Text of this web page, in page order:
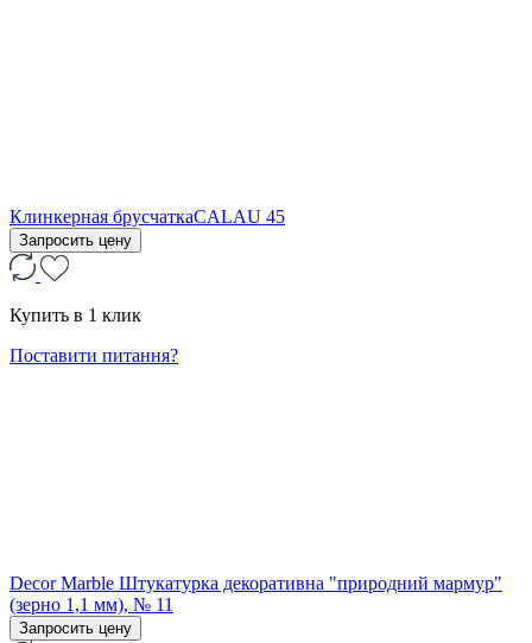
Клинкерная брусчаткаCALAU 45
Запросить цену
Купить в 1 клик
Поставити питання?
Decor Marble Штукатурка декоративна "природний мармур"
(зерно 1,1 мм), № 11
Запросить цену